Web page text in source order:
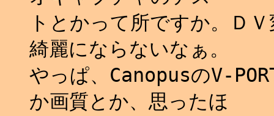
トとかって所ですか。Ｄ
綺麗にならないなぁ。
やっぱ、CanopusのV-
か画質とか、思ったほ